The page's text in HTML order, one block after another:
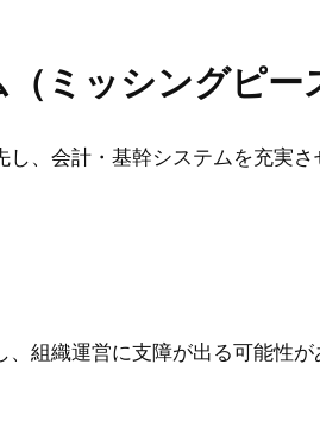
ミッシングピー
、会計・基幹システムを充実さ
組織運営に支障が出る可能性が